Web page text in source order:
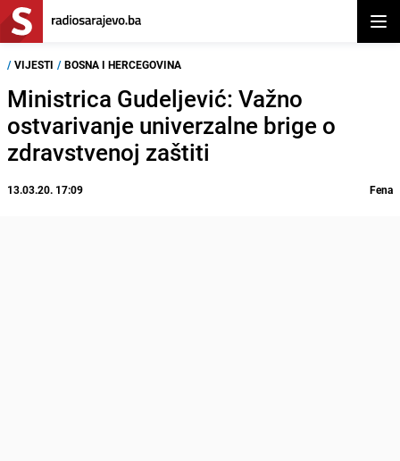
/ VIJESTI / BOSNA I HERCEGOVINA
Ministrica Gudeljević: Važno
ostvarivanje univerzalne brige o
zdravstvenoj zaštiti
13.03.20. 17:09 Fena